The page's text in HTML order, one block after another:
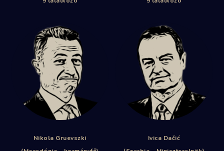
Nikola Gruevszki
Ivica Dačić